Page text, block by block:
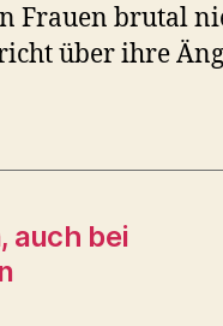
Frauen brutal
über ihre
auch bei